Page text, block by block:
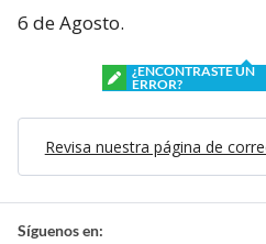
6 de Agosto.
¿ENCONTRASTE UN
ERROR?
Revisa nuestra página de
Síguenos en: